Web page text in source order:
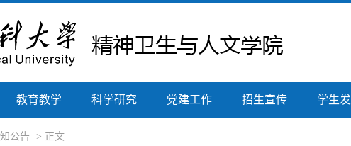
教育教学 科学研究 党建工作 招生宣传 学生
公告 > 正文